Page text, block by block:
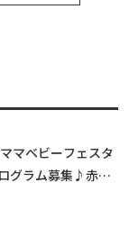
マベビーフェスタ
グラム募集♪赤ち
に出演しません